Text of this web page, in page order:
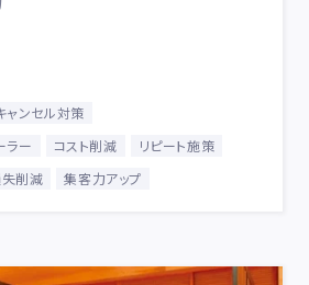
ャンセル対策
ラー
コスト削減
リピート施策
削減 集客力アップ